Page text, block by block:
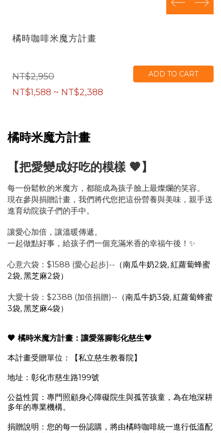
橘時咖啡米魔方計畫
NT$2,950
NT$1,588 ~ NT$2,388
ADD TO CART
橘時米魔方計畫
【把愛變成好吃的模樣 🧡】
每一份鬆軟的米魔方，都能成為孩子臉上最燦爛的笑容。
現在參與捐贈計畫，我們將代您把這份營養與美味，親手送
進育幼院孩子們的手中。
讓愛心加倍，讓溫暖傳遞。
一起做點好事，給孩子們一個充滿米香的幸福午後！✨
心意六袋：$1588 (愛心起步)-- （南瓜牛奶2袋, 紅蘿蔔蜂蜜
2袋, 黑芝麻2袋）
大愛十袋：$2388 (加倍捐贈)-- （南瓜牛奶3袋, 紅蘿蔔蜂蜜
3袋, 黑芝麻4袋）
🧡 橘時米魔方計畫：讓愛落腳彰化慈生🧡
本計畫受贈單位：【私立慈生教養院】
地址：彰化市慈生路199號
公益性質：專門照顧身心障礙院生與孤苦孩童，為在地深耕
多年的專業機構。
捐贈說明：您的每一份認購，將由橘時咖啡統一進行低溫配